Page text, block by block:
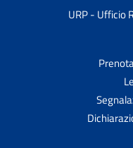
URP - Ufficio